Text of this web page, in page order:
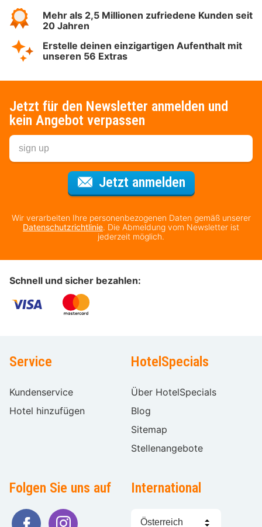
Mehr als 2,5 Millionen zufriedene Kunden seit
20 Jahren
Erstelle deinen einzigartigen Aufenthalt mit
unseren 56 Extras
Jetzt für den Newsletter anmelden und
kein Angebot verpassen
Jetzt anmeldenFür den
Wir verarbeiten Ihre personenbezogenen Daten gemäß unserer
Datenschutzrichtlinie. Die Abmeldung vom Newsletter ist
jederzeit möglich.
Schnell und sicher bezahlen:
Service
Kundenservice
Hotel hinzufügen
HotelSpecials
Über HotelSpecials
Blog
Sitemap
Stellenangebote
Folgen Sie uns auf International
Sprache